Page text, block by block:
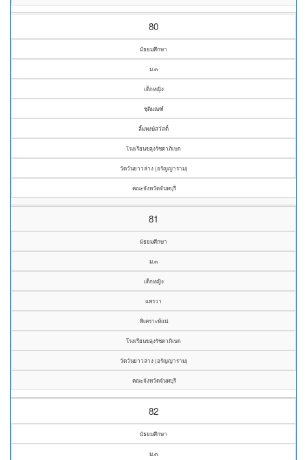
80
มัธยมศึกษา
ม.๓
เด็กหญิง
ชุติมณฑ์
ลิ้มพงษ์สวัสดิ์
โรงเรียนขลุงรัชดาภิเษก
วัดวันยาวล่าง (อรัญญาราม)
คณะจังหวัดจันทบุรี
81
มัธยมศึกษา
ม.๓
เด็กหญิง
แพรวา
พิเคราะห์แน่
โรงเรียนขลุงรัชดาภิเษก
วัดวันยาวล่าง (อรัญญาราม)
คณะจังหวัดจันทบุรี
82
มัธยมศึกษา
ม.๓